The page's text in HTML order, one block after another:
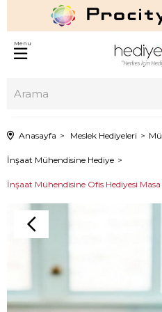
Menu
Anasayfa Meslek Hediyeleri
İnşaat Mühendisine Hediye
İnşaat Mühendisine Ofis Hediyesi